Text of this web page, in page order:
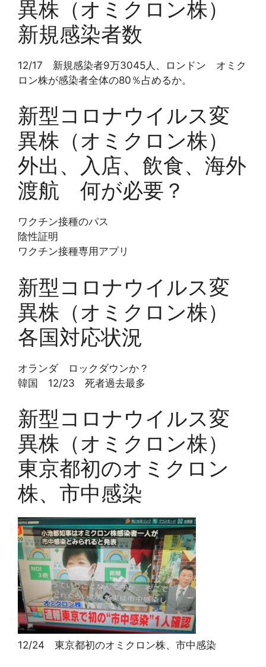
異株（オミクロン株）
新規感染者数
12/17 新規感染者9万3045人、ロンドン オミク
ロン株が感染者全体の80％占めるか。
新型コロナウイルス変
異株（オミクロン株）
外出、入店、飲食、海外
渡航 何が必要？
ワクチン接種のパス
陰性証明
ワクチン接種専用アプリ
新型コロナウイルス変
異株（オミクロン株）
各国対応状況
オランダ ロックダウンか？
韓国 12/23 死者過去最多
新型コロナウイルス変
異株（オミクロン株）
東京都初のオミクロン
株、市中感染
12/24 東京都初のオミクロン株、市中感染